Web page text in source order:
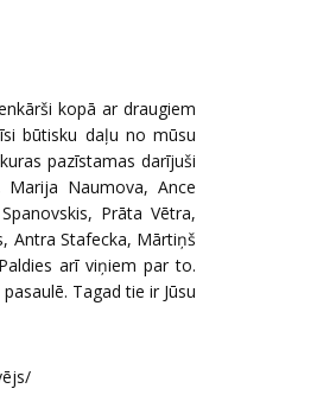
kopā ar draugiem
būtisku daļu no mūsu
pazīstamas darījuši
Marija Naumova, Ance
Prāta Vētra,
Antra Stafecka, Mārtiņš
arī viņiem par to.
Tagad tie ir Jūsu